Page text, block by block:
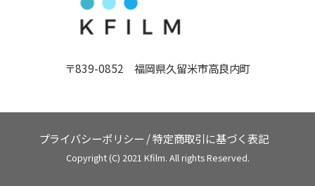
〒839-0852 福岡県久留米市高良内町
プライバシーポリシー /特定商取引に基づく表記
Copyright (C) 2021 Kfilm. All rights Reserved.